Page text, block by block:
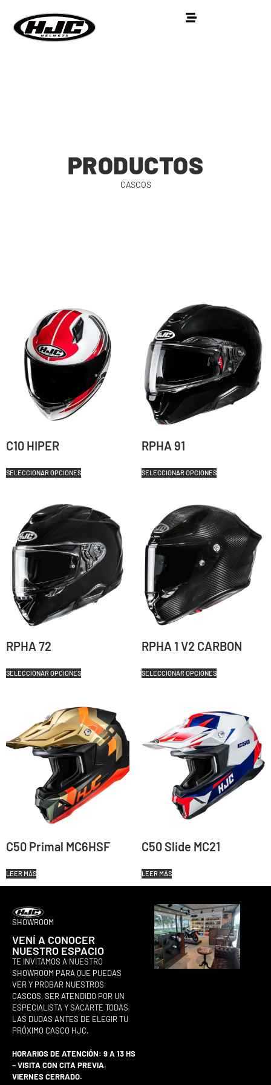
PRODUCTOS
CASCOS
C10 HIPER
SELECCIONAR OPCIONES
RPHA 91
SELECCIONAR OPCIONES
RPHA 72
SELECCIONAR OPCIONES
RPHA 1 V2 CARBON
SELECCIONAR OPCIONES
C50 Primal MC6HSF
LEER MÁS
C50 Slide MC21
LEER MÁS
SHOWROOM
VENÍ A CONOCER
NUESTRO ESPACIO
TE INVITAMOS A NUESTRO
SHOWROOM PARA QUE PUEDAS
VER Y PROBAR NUESTROS
CASCOS, SER ATENDIDO POR UN
ESPECIALISTA Y SACARTE TODAS
LAS DUDAS ANTES DE ELEGIR TU
PRÓXIMO CASCO HJC.
HORARIOS DE ATENCIÓN: 9 A 13 HS
– VISITA CON CITA PREVIA.
VIERNES CERRADO.